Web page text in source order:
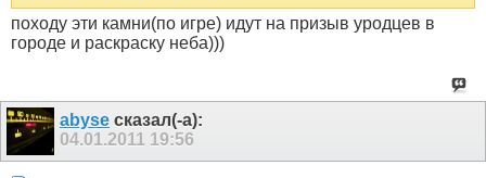
походу эти камни(по игре) идут на призыв уродцев в
городе и раскраску неба)))
abyse сказал(-а):
04.01.2011 19:56